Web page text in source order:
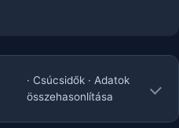
· Csúcsidők · Adatok
összehasonlítása